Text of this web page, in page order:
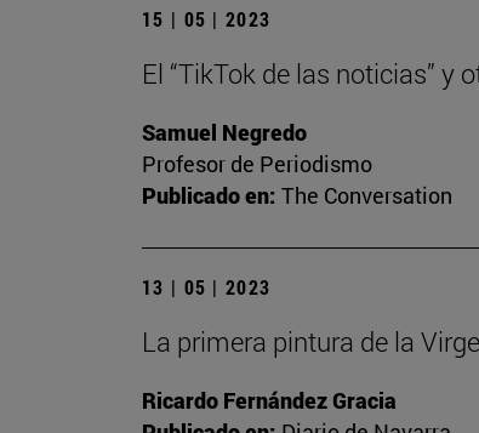
15 | 05 | 2023
El “TikTok de las noticias”
Samuel Negredo
Profesor de Periodismo
Publicado en: The Conversation
13 | 05 | 2023
La primera pintura de la
Ricardo Fernández Gracia